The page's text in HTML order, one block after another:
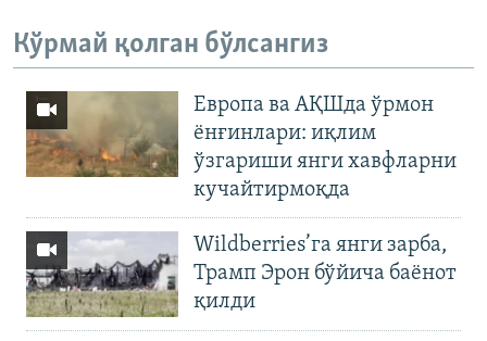
Кўрмай қолган бўлсангиз
Европа ва АҚШда ўрмон
ёнғинлари: иқлим
ўзгариши янги хавфларни
кучайтирмоқда
Wildberries’га янги зарба,
Трамп Эрон бўйича баёнот
қилди